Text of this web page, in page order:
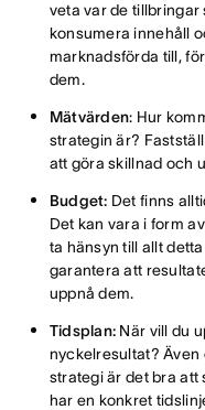
veta var de tillbringar
konsumera innehåll
marknadsförda till,
dem.
Mätvärden: Hur
strategin är?
att göra skillnad och
Budget: Det finns
Det kan vara i form
ta hänsyn till allt
garantera att
uppnå dem.
Tidsplan: När vill du
nyckelresultat? Även
strategi är det bra att
har en konkret